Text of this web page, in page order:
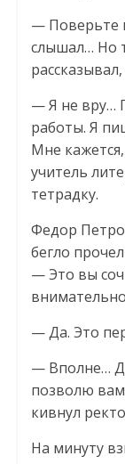
— Поверьте
слышал… Но
— Я не вру…
работы. Я
Мне
учитель
тетрадку.
Федор
бегло прочел
— Это вы
— Да. Это
— Вполне…
позволю вам
кивнул
На минуту